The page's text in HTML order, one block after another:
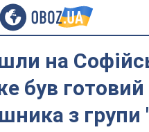
на
був
з групи